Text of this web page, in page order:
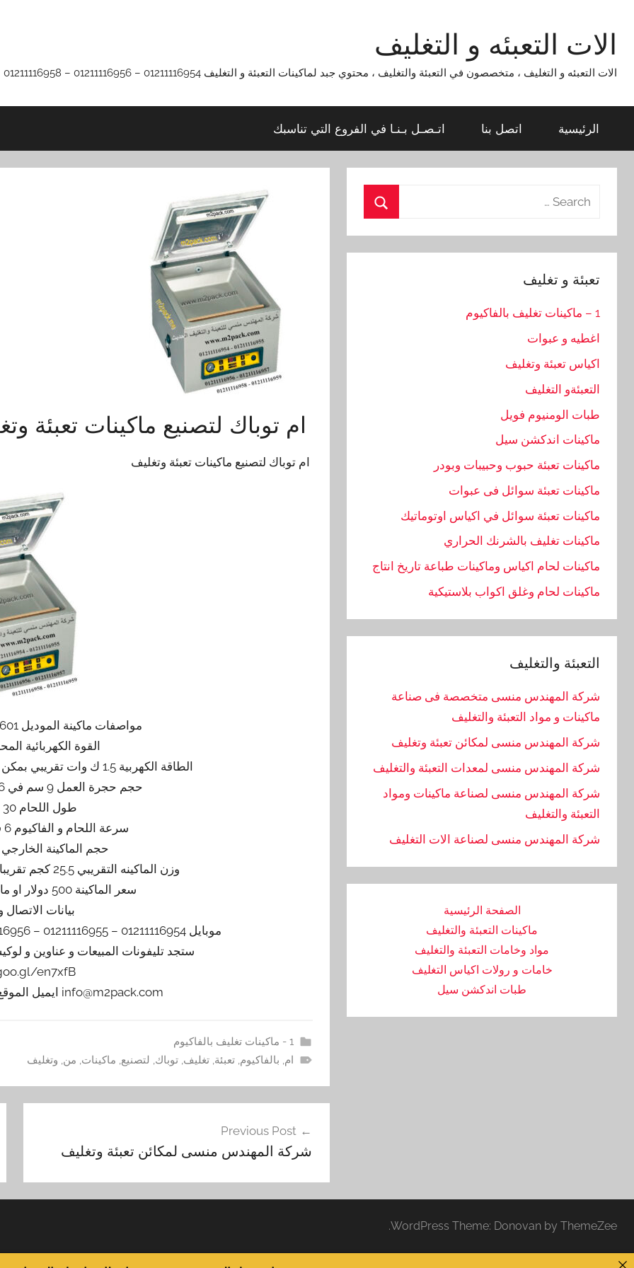
contentالات التعبئه و التغليف
الات التعبئه و التغليف ، متخصصون في التعبئة والتغليف ، محتوي جبد لماكينات التعبئة و التغليف 01211116954 – 01211116956 – 01211116958
الرئيسية اتصل بنا اتـصـل بـنـا في الفروع التي تناسبك
ام توباك لتصنيع ماكينات تعبئة
‏ ام توباك لتصنيع ماكينات تعبئة وتغليف
مواصفات ماكينة الموديل 601 ماركة المهندس منسى
القوة الكهربائية المحركة
الطاقة الكهربية 1.5 ك وات تقريبي بمكن ان ينخفض او يعلو طبقا للتحديثات
حجم حجرة العمل 9 سم في 36 سم في 32 سم تقريبا
طول اللحام 30 سم تقريبا
سرعة اللحام و الفاكيوم 6 قطع بالدقيقة تقريبي
حجم الماكينة الخارجي 50*48*40
وزن الماكينه التقريبي 25.5 كجم تقريبا يزيد او ينقص حسب التحديثات
سعر الماكينة 500 دولار او مايعادله بالجنيه المصري
بيانات
موبايل 01211116954 – 01211116955 – 01211116956 – 01211116957 – 01211116958
ستجد تليفونات المبيعات و عناوين و
en7xfB
info@m2pack.com ايميل الموقع الاليكتروني m2pack.com
1 - ماكينات تغليف بالفاكيوم
ام بالفاكيوم ,تعبئة ,تغليف ,توباك لتصنيع ماكينات من وتغليف
المقالات
Previous Post
شركة المهندس منسى لمكائن تعبئة وتغليف
Search
تعبئة و تغليف
1 – ماكينات تغليف بالفاكيوم
اغطيه و عبوات
اكياس تعبئة وتغليف
التعبئةو التغليف
طبات الومنيوم فويل
ماكينات اندكشن سيل
ماكينات تعبئة حبوب وحبيبات وبودر
ماكينات تعبئة سوائل فى عبوات
ماكينات تعبئة سوائل في اكياس اوتوماتيك
ماكينات تغليف بالشرنك الحراري
ماكينات لحام اكياس وماكينات طباعة تاريخ انتاج
ماكينات لحام وغلق اكواب بلاستيكية
التعبئة والتغليف
شركة المهندس منسى متخصصة فى صناعة
ماكينات و مواد التعبئة والتغليف
شركة المهندس منسى لمكائن تعبئة وتغليف
شركة المهندس منسى لمعدات التعبئة والتغليف
شركة المهندس منسى لصناعة ماكينات ومواد
التعبئة والتغليف
‏شركة المهندس منسى لصناعة الات التغليف
الصفحة الرئيسية
ماكينات التعبئة والتغليف
مواد وخامات التعبئة والتغليف
خامات و رولات اكياس التغليف
طبات اندكشن سيل
WordPress Theme: Donovan by ThemeZee.